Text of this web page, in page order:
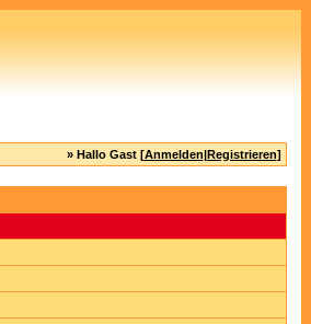
» Hallo Gast [Anmelden|Registrieren]